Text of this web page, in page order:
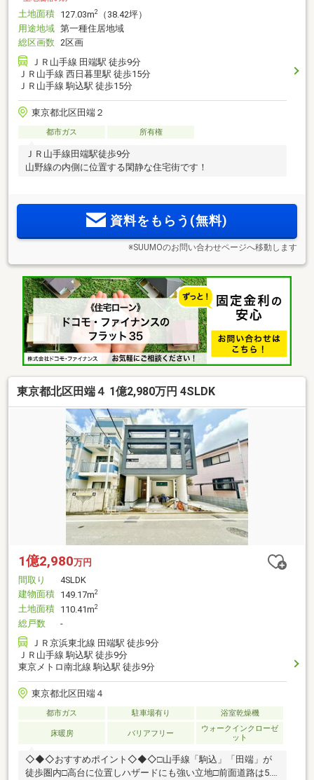
土地面積 127.03m2
（38.42坪）
用途地域 第一種住居地域
総区画数 2区画
ＪＲ山手線 田端駅 徒歩9分
ＪＲ山手線 西日暮里駅 徒歩15分
ＪＲ山手線 駒込駅 徒歩15分
東京都北区田端２
都市ガス 所有権
ＪＲ山手線田端駅徒歩9分
山野線の内側に位置する閑静な住宅街です！
資料をもらう(無料)
※SUUMOのお問い合わせページへ移動します
東京都北区田端４ 1億2,980万円 4SLDK
1億2,980万円
間取り
4SLDK
建物面積 149.17m2
土地面積 110.41m2
総戸数
-
ＪＲ京浜東北線 田端駅 徒歩9分
ＪＲ山手線 駒込駅 徒歩9分
東京メトロ南北線 駒込駅 徒歩9分
東京都北区田端４
都市ガス 駐車場有り 浴室乾燥機
床暖房 バリアフリー
ウォークインクローゼ
ット
◇◆◇おすすめポイント◇◆◇□山手線「駒込」「田端」が
徒歩圏内□高台に位置しハザードにも強い立地□前面道路は5.8